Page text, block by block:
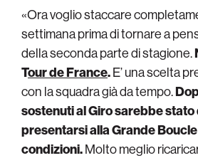
«Ora voglio staccare
settimana prima di tornare a
della seconda parte di stagione.
Tour de France.E’ una scelta
con la squadra già da tempo.
sostenuti al Giro sarebbe
presentarsi alla Grande
condizioni.Molto meglio